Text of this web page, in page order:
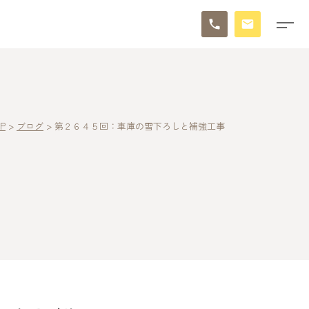
> ブログ > 第２６４５回：車庫の雪下ろしと補強工事